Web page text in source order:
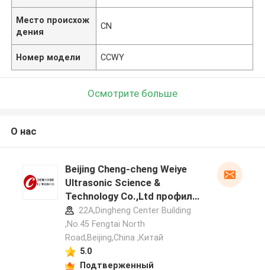
Место происхож
дения
CN
Номер модели CCWY
Осмотрите больше
О нас
Beijing Cheng-cheng Weiye
Ultrasonic Science &
Technology Co.,Ltd профиль
производителя
22A,Dingheng Center Building
,No.45 Fengtai North
Road,Beijing,China ,Китай
5.0
Подтверженный